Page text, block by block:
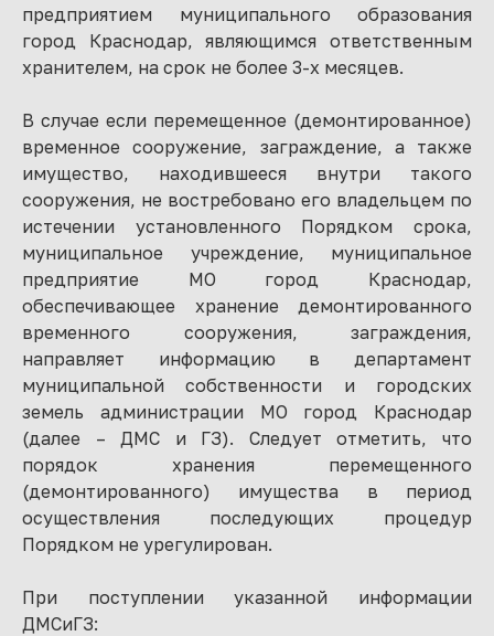
предприятием муниципального образования
город Краснодар, являющимся ответственным
хранителем, на срок не более 3-х месяцев.
В случае если перемещенное (демонтированное)
временное сооружение, заграждение, а также
имущество, находившееся внутри такого
сооружения, не востребовано его владельцем по
истечении установленного Порядком срока,
муниципальное учреждение, муниципальное
предприятие МО город Краснодар,
обеспечивающее хранение демонтированного
временного сооружения, заграждения,
направляет информацию в департамент
муниципальной собственности и городских
земель администрации МО город Краснодар
(далее – ДМС и ГЗ). Следует отметить, что
порядок хранения перемещенного
(демонтированного) имущества в период
осуществления последующих процедур
Порядком не урегулирован.
При поступлении указанной информации
ДМСиГЗ: